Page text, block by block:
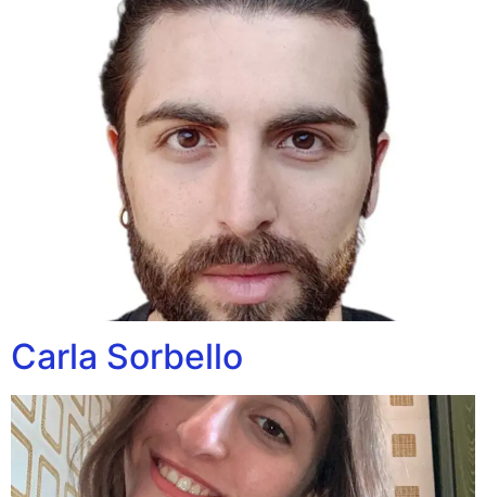
Carla Sorbello